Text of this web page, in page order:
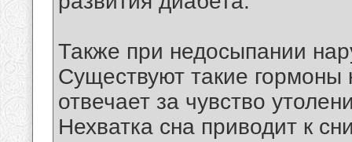
Также при недосыпании
Существуют такие гормоны
отвечает за чувство
Нехватка сна приводит к